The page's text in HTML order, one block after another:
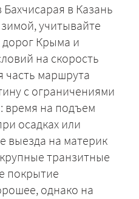
в Казань
учитывайте
Крыма и
на скорость
часть маршрута
с ограничениями
время на подъем
осадках или
выезда на материк
транзитные
покрытие
однако на